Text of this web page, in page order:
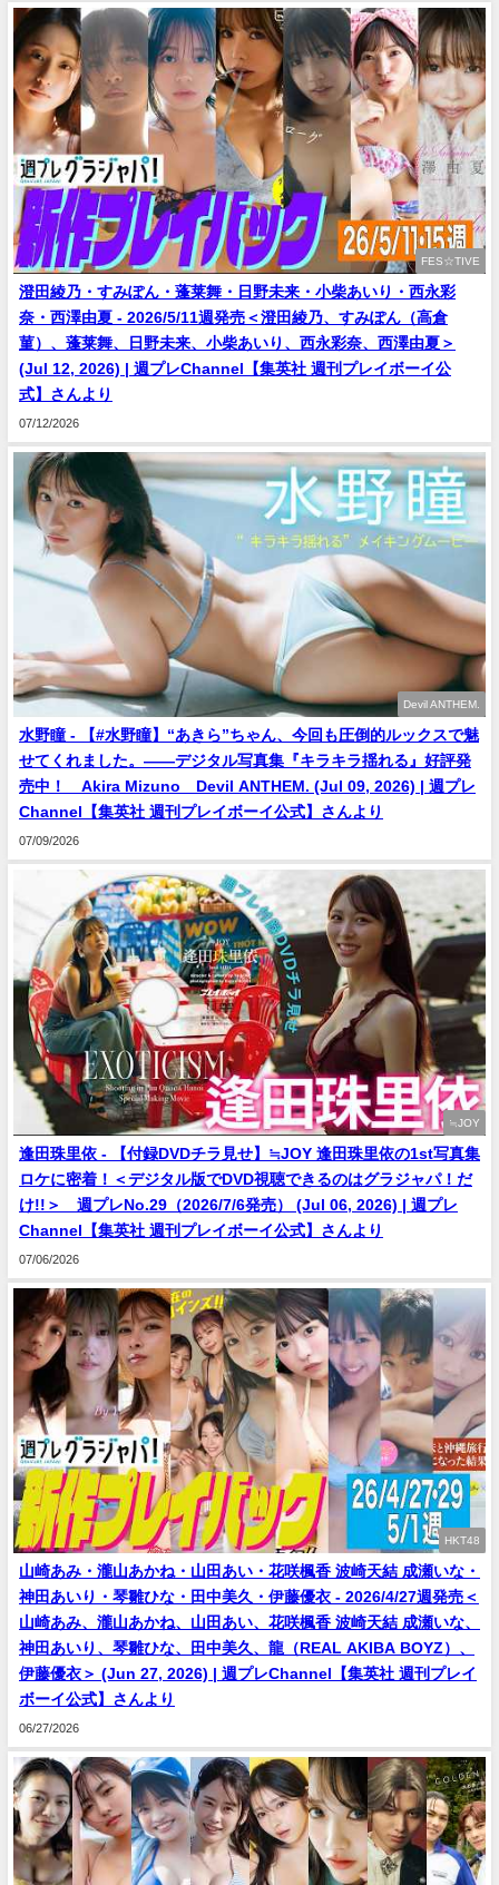
FES☆TIVE
澄田綾乃・すみぽん・蓬莱舞・日野未来・小柴あいり・西永彩
奈・西澤由夏 - 2026/5/11週発売＜澄田綾乃、すみぽん（高倉
菫）、蓬莱舞、日野未来、小柴あいり、西永彩奈、西澤由夏＞
(Jul 12, 2026) | 週プレChannel【集英社 週刊プレイボーイ公
式】さんより
07/12/2026
Devil ANTHEM.
水野瞳 - 【#水野瞳】“あきら”ちゃん、今回も圧倒的ルックスで魅
せてくれました。――デジタル写真集『キラキラ揺れる』好評発
売中！ Akira Mizuno Devil ANTHEM. (Jul 09, 2026) | 週プレ
Channel【集英社 週刊プレイボーイ公式】さんより
07/09/2026
≒JOY
逢田珠里依 - 【付録DVDチラ見せ】≒JOY 逢田珠里依の1st写真集
ロケに密着！＜デジタル版でDVD視聴できるのはグラジャパ！だ
け!!＞ 週プレNo.29（2026/7/6発売） (Jul 06, 2026) | 週プレ
Channel【集英社 週刊プレイボーイ公式】さんより
07/06/2026
HKT48
山崎あみ・瀧山あかね・山田あい・花咲楓香 波崎天結 成瀬いな・
神田あいり・琴雛ひな・田中美久・伊藤優衣 - 2026/4/27週発売＜
山崎あみ、瀧山あかね、山田あい、花咲楓香 波崎天結 成瀬いな、
神田あいり、琴雛ひな、田中美久、龍（REAL AKIBA BOYZ）、
伊藤優衣＞ (Jun 27, 2026) | 週プレChannel【集英社 週刊プレイ
ボーイ公式】さんより
06/27/2026